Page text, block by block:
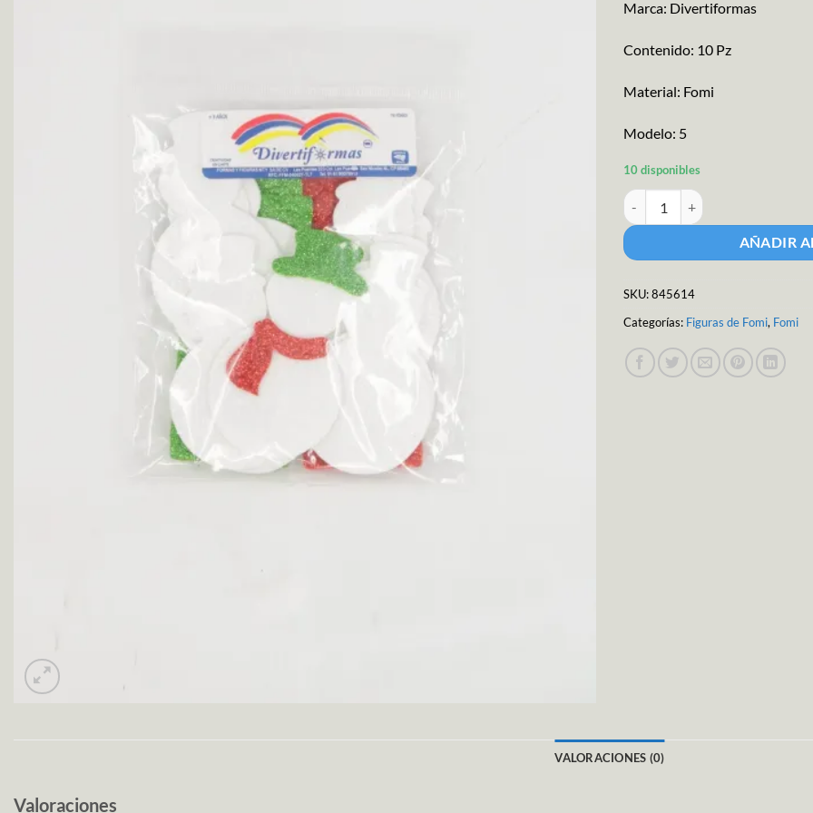
Marca: Divertiformas
Contenido: 10 Pz
Material: Fomi
Modelo: 5
10 disponibles
Fig Fomi M.N.Ch cantidad
AÑADIR
SKU:845614
Categorías: Figuras de Fomi, Fomi
VALORACIONES (0)
Valoraciones